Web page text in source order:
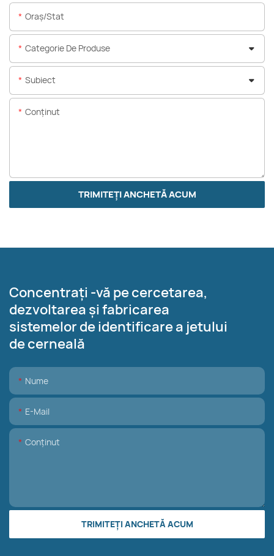
Oraș/stat
Categorie De Produse
Subiect
Conţinut
TRIMITEȚI ANCHETĂ ACUM
Concentrați -vă pe cercetarea,
dezvoltarea și fabricarea
sistemelor de identificare a jetului
de cerneală
Nume
E-Mail
Conţinut
TRIMITEȚI ANCHETĂ ACUM